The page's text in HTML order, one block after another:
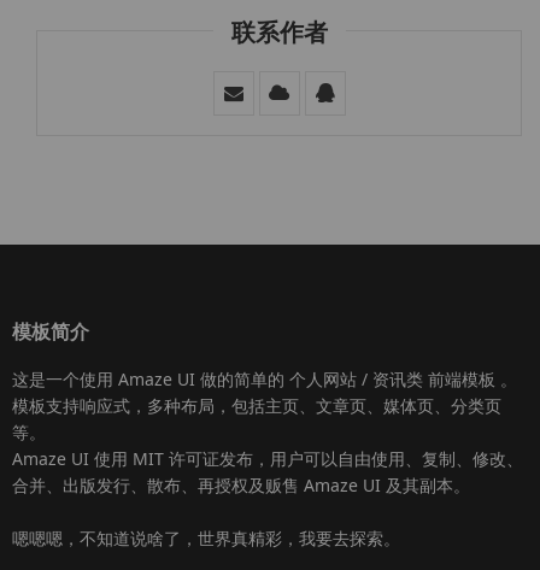
联系作者
模板简介
这是一个使用 Amaze UI 做的简单的 个人网站 / 资讯类 前端模板 。
模板支持响应式，多种布局，包括主页、文章页、媒体页、分类页
等。
Amaze UI 使用 MIT 许可证发布，用户可以自由使用、复制、修改、
合并、出版发行、散布、再授权及贩售 Amaze UI 及其副本。
嗯嗯嗯，不知道说啥了，世界真精彩，我要去探索。